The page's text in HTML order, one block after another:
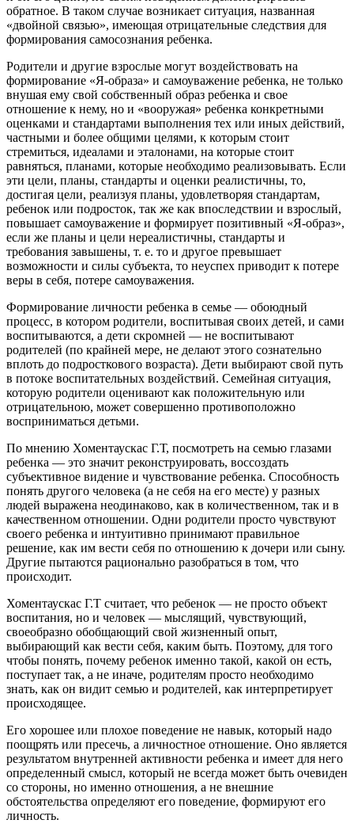
обратное. В таком случае возникает ситуация, названная
«двойной связью», имеющая отрицательные следствия для
формирования самосознания ребенка.
Родители и другие взрослые могут воздействовать на
формирование «Я-образа» и самоуважение ребенка, не только
внушая ему свой собственный образ ребенка и свое
отношение к нему, но и «вооружая» ребенка конкретными
оценками и стандартами выполнения тех или иных действий,
частными и более общими целями, к которым стоит
стремиться, идеалами и эталонами, на которые стоит
равняться, планами, которые необходимо реализовывать. Если
эти цели, планы, стандарты и оценки реалистичны, то,
достигая цели, реализуя планы, удовлетворяя стандартам,
ребенок или подросток, так же как впоследствии и взрослый,
повышает самоуважение и формирует позитивный «Я-образ»,
если же планы и цели нереалистичны, стандарты и
требования завышены, т. е. то и другое превышает
возможности и силы субъекта, то неуспех приводит к потере
веры в себя, потере самоуважения.
Формирование личности ребенка в семье — обоюдный
процесс, в котором родители, воспитывая своих детей, и сами
воспитываются, а дети скромней — не воспитывают
родителей (по крайней мере, не делают этого сознательно
вплоть до подросткового возраста). Дети выбирают свой путь
в потоке воспитательных воздействий. Семейная ситуация,
которую родители оценивают как положительную или
отрицательною, может совершенно противоположно
восприниматься детьми.
По мнению Хоментаускас Г.Т, посмотреть на семью глазами
ребенка — это значит реконструировать, воссоздать
субъективное видение и чувствование ребенка. Способность
понять другого человека (а не себя на его месте) у разных
людей выражена неодинаково, как в количественном, так и в
качественном отношении. Одни родители просто чувствуют
своего ребенка и интуитивно принимают правильное
решение, как им вести себя по отношению к дочери или сыну.
Другие пытаются рационально разобраться в том, что
происходит.
Хоментаускас Г.Т считает, что ребенок — не просто объект
воспитания, но и человек — мыслящий, чувствующий,
своеобразно обобщающий свой жизненный опыт,
выбирающий как вести себя, каким быть. Поэтому, для того
чтобы понять, почему ребенок именно такой, какой он есть,
поступает так, а не иначе, родителям просто необходимо
знать, как он видит семью и родителей, как интерпретирует
происходящее.
Его хорошее или плохое поведение не навык, который надо
поощрять или пресечь, а личностное отношение. Оно является
результатом внутренней активности ребенка и имеет для него
определенный смысл, который не всегда может быть очевиден
со стороны, но именно отношения, а не внешние
обстоятельства определяют его поведение, формируют его
личность.